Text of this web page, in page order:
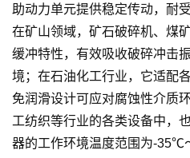
助动力单元提供稳定传动，耐
在矿山领域，矿石破碎机、煤
缓冲特性，有效吸收破碎冲击
境；在石油化工行业，它适配
免润滑设计可应对腐蚀性介质
工纺织等行业的各类设备中，
器的工作环境温度范围为-